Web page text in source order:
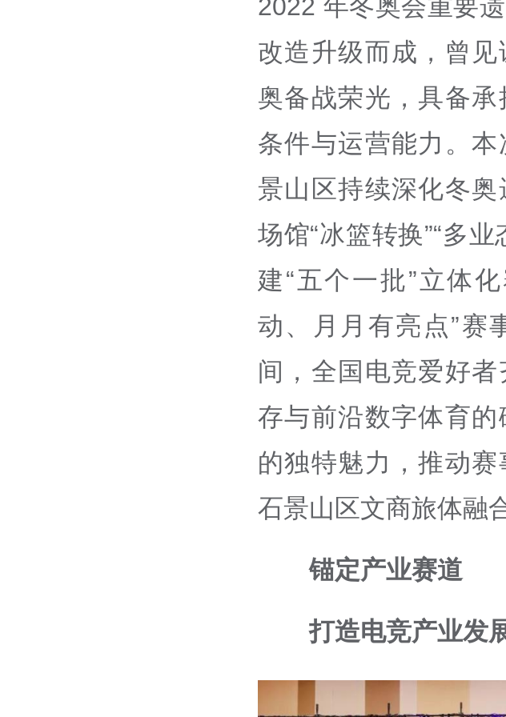
2022 年冬奥会重要
改造升级而成，曾
奥备战荣光，具备
条件与运营能力。
景山区持续深化冬
场馆“冰篮转换”“多
建“五个一批”立体
动、月月有亮点”赛
间，全国电竞爱好
存与前沿数字体育
的独特魅力，推动
石景山区文商旅体融
锚定产业赛道
打造电竞产业发